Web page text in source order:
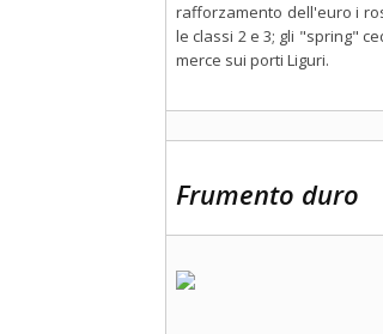
rafforzamento dell'euro i
le classi 2 e 3; gli "spring"
merce sui porti Liguri.
Frumento duro